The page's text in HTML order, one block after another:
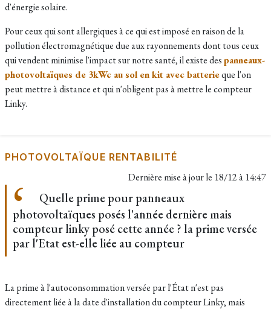
d'énergie solaire.
Pour ceux qui sont allergiques à ce qui est imposé en raison de la
pollution électromagnétique due aux rayonnements dont tous ceux
qui vendent minimise l'impact sur notre santé, il existe despanneaux-
photovoltaïques de 3kWc au sol en kit avec batterieque l'on
peut mettre à distance et qui n'obligent pas à mettre le compteur
Linky.
PHOTOVOLTAÏQUE RENTABILITÉ
Dernière mise à jour le 18/12 à 14:47
Quelle prime pour panneaux
photovoltaïques posés l'année dernière mais
compteur linky posé cette année ? la prime versée
par l'Etat est-elle liée au compteur
La prime à l'autoconsommation versée par l'État n'est pas
directement liée à la date d'installation du compteur Linky, mais